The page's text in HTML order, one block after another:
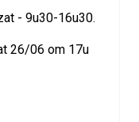
- 9u30-16u30.
26/06 om 17u